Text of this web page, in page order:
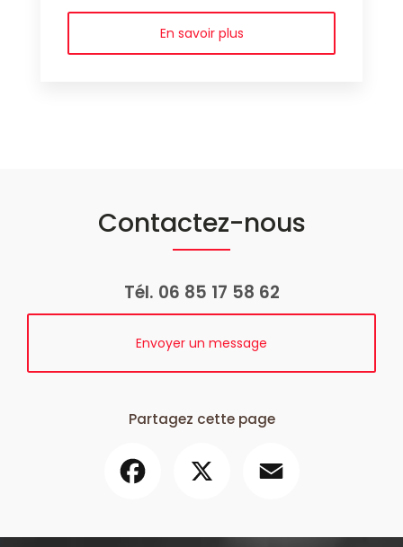
En savoir plus
Contactez-nous
Tél. 06 85 17 58 62
Envoyer un message
Partagez cette page